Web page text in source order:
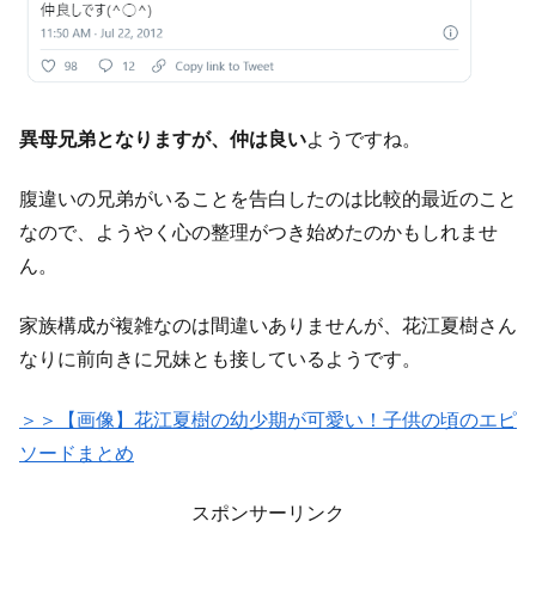
異母兄弟となりますが、仲は良いようですね。
腹違いの兄弟がいることを告白したのは比較的最近のこと
なので、ようやく心の整理がつき始めたのかもしれませ
ん。
家族構成が複雑なのは間違いありませんが、花江夏樹さん
なりに前向きに兄妹とも接しているようです。
＞＞【画像】花江夏樹の幼少期が可愛い！子供の頃のエピ
ソードまとめ
スポンサーリンク